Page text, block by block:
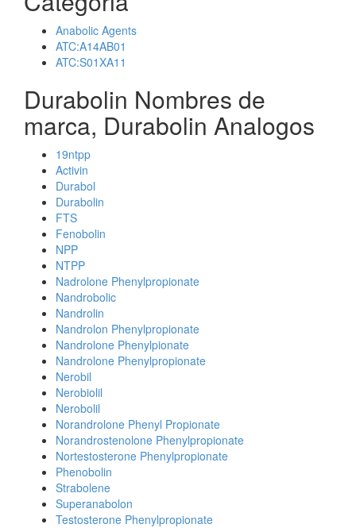
Anabolic Agents
ATC:A14AB01
ATC:S01XA11
Durabolin Nombres de
marca, Durabolin Analogos
19ntpp
Activin
Durabol
Durabolin
FTS
Fenobolin
NPP
NTPP
Nadrolone Phenylpropionate
Nandrobolic
Nandrolin
Nandrolon Phenylpropionate
Nandrolone Phenylpionate
Nandrolone Phenylpropionate
Nerobil
Nerobiolil
Nerobolil
Norandrolone Phenyl Propionate
Norandrostenolone Phenylpropionate
Nortestosterone Phenylpropionate
Phenobolin
Strabolene
Superanabolon
Testosterone Phenylpropionate